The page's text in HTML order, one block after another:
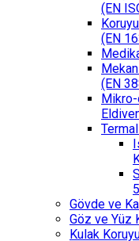
(EN
(EN
(EN
Mikro-
Gövde ve
Göz ve Yüz
Kulak